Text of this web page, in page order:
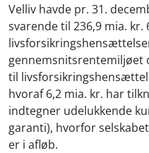
Velliv havde pr. 31.
svarende til 236,9 mia.
gennemsnitsrentemiljøet
til
hvoraf 6,2 mia. kr. har
indtegner udelukkende
garanti), hvorfor
er i afløb.